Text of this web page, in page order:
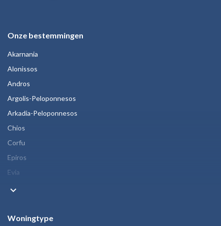
Onze bestemmingen
Akarnania
Alonissos
Andros
Argolis-Peloponnesos
Arkadia-Peloponnesos
Chios
Corfu
Epiros
Evia
keyboard_arrow_down
Woningtype